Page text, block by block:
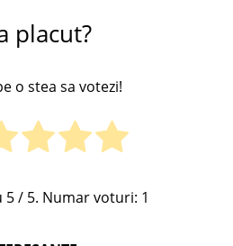
placut?
o stea sa votezi!
5/ 5. Numar voturi: 1